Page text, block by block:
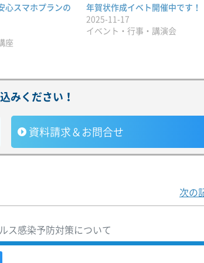
心スマホプランの
座
年賀状作成イベト開催中です！
2025-11-17
イベント・行事・講演会
みください！
資料請求＆お問合せ
次の
ス感染予防対策について